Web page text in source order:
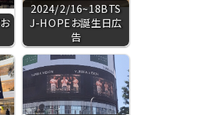
2024/2/16~18BTS
J-HOPEお誕生日広
告